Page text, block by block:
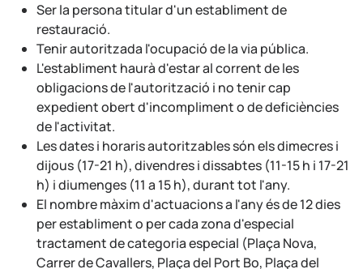
Ser la persona titular d'un establiment de
restauració.
Tenir autoritzada l'ocupació de la via pública.
L'establiment haurà d'estar al corrent de les
obligacions de l'autorització i no tenir cap
expedient obert d'incompliment o de deficiències
de l'activitat.
Les dates i horaris autoritzables són els dimecres i
dijous (17-21 h), divendres i dissabtes (11-15 h i 17-21
h) i diumenges (11 a 15 h), durant tot l'any.
El nombre màxim d'actuacions a l'any és de 12 dies
per establiment o per cada zona d'especial
tractament de categoria especial (Plaça Nova,
Carrer de Cavallers, Plaça del Port Bo, Plaça del